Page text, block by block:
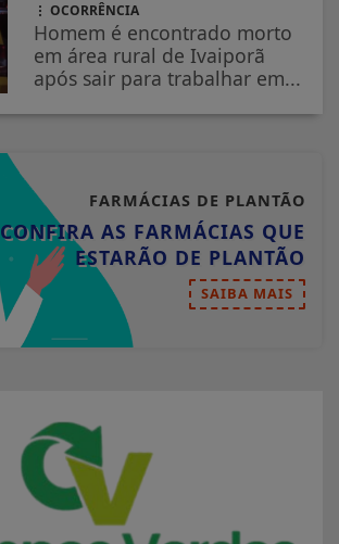
OCORRÊNCIA
Homem é encontrado morto
em área rural de Ivaiporã
após sair para trabalhar em...
FARMÁCIAS DE PLANTÃO
CONFIRA AS FARMÁCIAS QUE
ESTARÃO DE PLANTÃO
SAIBA MAIS